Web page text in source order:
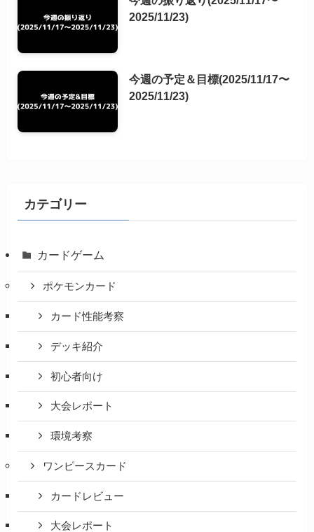
2025/11/23)
今週の予定＆目標(2025/11/17〜
2025/11/23)
カテゴリー
カードゲーム
ポケモンカード
カード性能考察
デッキ紹介
初心者向け
大会レポート
環境考察
ワンピースカード
カードレビュー
大会レポート